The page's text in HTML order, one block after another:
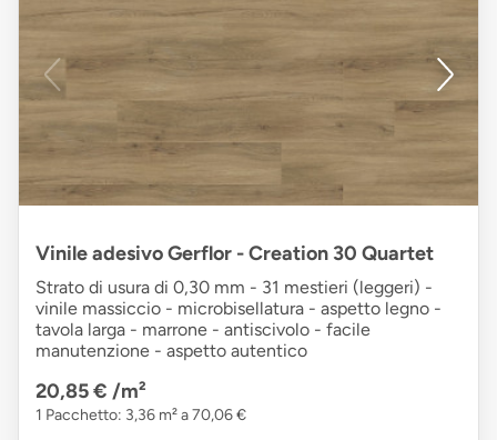
Vinile adesivo Gerflor - Creation 30 Quartet
Strato di usura di 0,30 mm - 31 mestieri (leggeri) -
vinile massiccio - microbisellatura - aspetto legno -
tavola larga - marrone - antiscivolo - facile
manutenzione - aspetto autentico
20,85 € /m²
1 Pacchetto: 3,36 m² a 70,06 €